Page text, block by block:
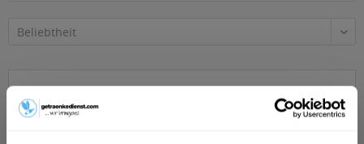
Sekt bei getrankedienst.com bestellen und
liefern lassen